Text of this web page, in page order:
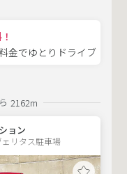
金でゆとりドライブ
2162m
ョン
リタス駐車場